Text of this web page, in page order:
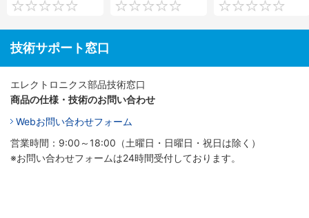
0 0
技術サポート窓口
エレクトロニクス部品技術窓口
商品の仕様・技術のお問い合わせ
Webお問い合わせフォーム
営業時間：9:00～18:00（土曜日・日曜日・祝日は除く）
※お問い合わせフォームは24時間受付しております。